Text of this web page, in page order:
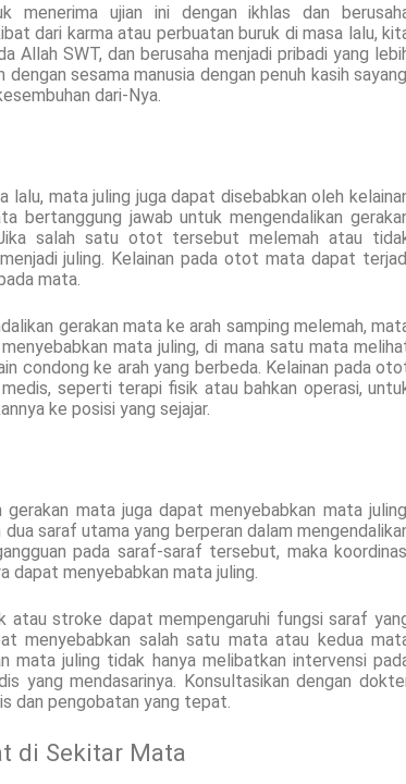
menerima ujian ini dengan ikhlas dan
dari karma atau perbuatan buruk di masa lalu,
Allah SWT, dan berusaha menjadi pribadi yang
sesama manusia dengan penuh kasih
dari-Nya.
mata juling juga dapat disebabkan oleh
jawab untuk mengendalikan
salah satu otot tersebut melemah atau
juling. Kelainan pada otot mata dapat
mata.
gerakan mata ke arah samping melemah,
mata juling, di mana satu mata
condong ke arah yang berbeda. Kelainan pada
seperti terapi fisik atau bahkan operasi,
ke posisi yang sejajar.
mata juga dapat menyebabkan mata juling.
saraf utama yang berperan dalam
pada saraf-saraf tersebut, maka
dapat menyebabkan mata juling.
atau stroke dapat mempengaruhi fungsi saraf
menyebabkan salah satu mata atau kedua
mata juling tidak hanya melibatkan intervensi
yang mendasarinya. Konsultasikan dengan
dan pengobatan yang tepat.
di Sekitar Mata